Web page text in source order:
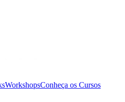
WorkshopsConheça os Cursos